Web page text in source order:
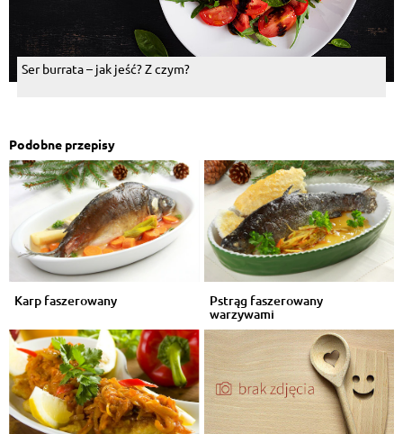
Ser burrata – jak jeść? Z czym?
Podobne przepisy
Karp faszerowany Pstrąg faszerowany
warzywami